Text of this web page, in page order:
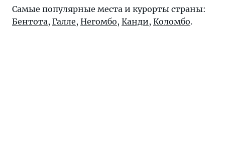
Самые популярные места и курорты страны:
Бентота, Галле, Негомбо, Канди, Коломбо.